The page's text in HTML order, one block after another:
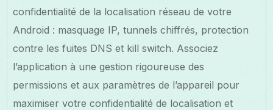
confidentialité de la localisation réseau de votre
Android : masquage IP, tunnels chiffrés, protection
contre les fuites DNS et kill switch. Associez
l’application à une gestion rigoureuse des
permissions et aux paramètres de l’appareil pour
maximiser votre confidentialité de localisation et